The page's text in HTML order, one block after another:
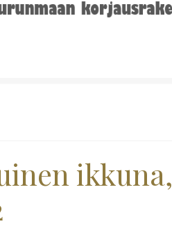
ikkuna,